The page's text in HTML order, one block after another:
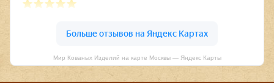
Мир Кованых Изделий на карте Москвы — Яндекс Карты